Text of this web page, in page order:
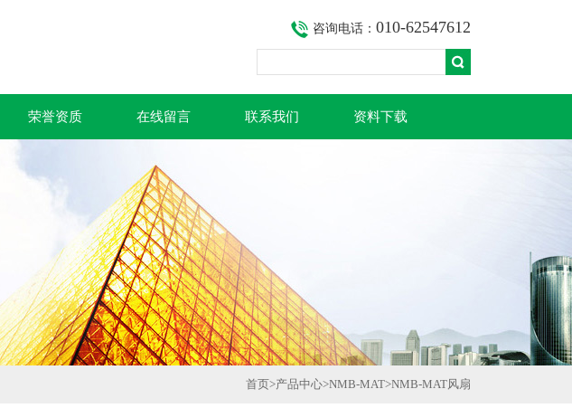
咨询电话： 010-62547612
荣誉资质 在线留言 联系我们 资料下载
首页>产品中心>NMB-MAT>NMB-MAT风扇